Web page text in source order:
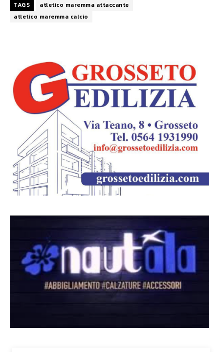
TAGS
atletico maremma attaccante
atletico maremma calcio